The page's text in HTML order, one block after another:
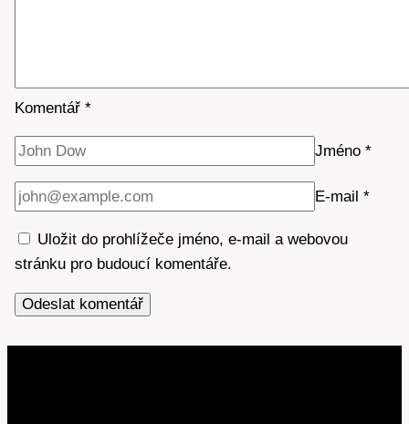
Komentář *
Jméno *
E-mail *
Uložit do prohlížeče jméno, e-mail a webovou
stránku pro budoucí komentáře.